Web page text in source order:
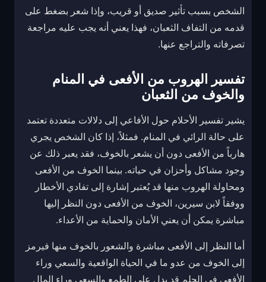
الشخص بسبب تأثير صديق أو قريب، وإذا شعر بضغط على
قدمه من التفاف الثعبان، فهذا يعني أنه يجب عليه مراجعة
تصرفاته والتراجع عنها.
تفسير الهروب من الأفعى في المنام
والخوف من الثعبان
يشير تفسير الأحلام حول الأفاعي إلى دلالات متعددة تعتمد
على حالة الرائي في المنام. فمثلاً، إذا كان الشخص يجري
هارباً من الأفعى دون أن يشعر بالخوف، فقد يعبر ذلك عن
وجود مشاكل وأحزان في حياته. بينما الخوف من الأفعى
ومحاولة الهروب منها قد يُعتبر إشارة إلى تفادي الأخطار
ووفقاً لابن سيرين، الخوف من الأفعى دون النظر إليها
مباشرة يمكن أن يعني الأمان والحماية من الأعداء.
أما النظر إلى الأفعى مباشرة والشعور بالخوف منها فيرمز
إلى الخوف من عدو ما في الحياة الواقعية والسعي وراء
الأفعى في الحلم قد يدل على الطمع والسعي وراء المال